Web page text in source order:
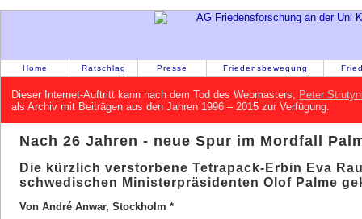
Home Ratschlag Presse Friedensbewegung
Dieser Internet-Auftritt kann nach dem Tod des Webmasters, Peter
als Archiv mit Beiträgen aus den Jahren 1996 – 2015 zur Verfügung.
Nach 26 Jahren - neue Spur im Mordfall
Die kürzlich verstorbene Tetrapack-Erbin Eva
schwedischen Ministerpräsidenten Olof Palme
Von André Anwar, Stockholm *